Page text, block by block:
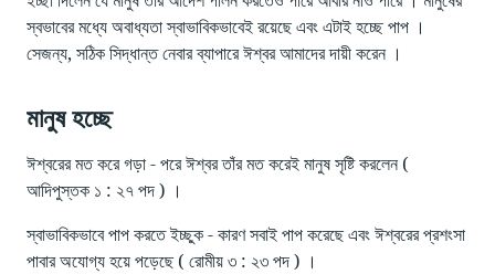
স্বভাবের মধ্যে অবাধ্যতা স্বাভাবিকভাবেই রয়েছে এবং এটাই হচ্ছে পাপ ।
সেজন্য, সঠিক সিদ্ধান্ত নেবার ব্যাপারে ঈশ্বর আমাদের দায়ী করেন ।
মানুষ হচ্ছে
ঈশ্বরের মত করে গড়া - পরে ঈশ্বর তাঁর মত করেই মানুষ সৃষ্টি করলেন (
আদিপুস্তক ১ : ২৭ পদ ) ।
স্বাভাবিকভাবে পাপ করতে ইচ্ছুক - কারণ সবাই পাপ করেছে এবং ঈশ্বরের প্রশংসা
পাবার অযোগ্য হয়ে পড়েছে ( রোমীয় ৩ : ২৩ পদ ) ।